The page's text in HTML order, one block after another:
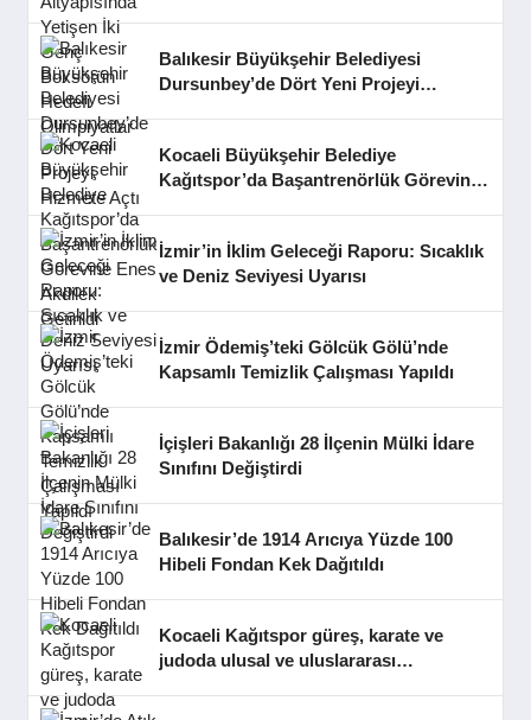
Balıkesir Büyükşehir Belediyesi
Dursunbey’de Dört Yeni Projeyi
Kocaeli Büyükşehir Belediye
Kağıtspor’da Başantrenörlük Görevine
İzmir’in İklim Geleceği Raporu: Sıcaklık
ve Deniz Seviyesi Uyarısı
İzmir Ödemiş’teki Gölcük Gölü’nde
Kapsamlı Temizlik Çalışması Yapıldı
İçişleri Bakanlığı 28 İlçenin Mülki İdare
Sınıfını Değiştirdi
Balıkesir’de 1914 Arıcıya Yüzde 100
Hibeli Fondan Kek Dağıtıldı
Kocaeli Kağıtspor güreş, karate ve
judoda ulusal ve uluslararası